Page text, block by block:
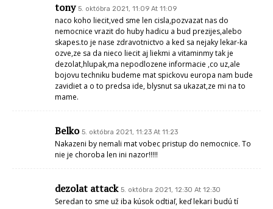
tony 5. októbra 2021, 11:09 At 11:09
naco koho liecit,ved sme len cisla,pozvazat nas do
nemocnice vrazit do huby hadicu a bud prezijes,alebo
skapes.to je nase zdravotnictvo a ked sa nejaky lekar-ka
ozve,ze sa da nieco liecit aj liekmi a vitaminmy tak je
dezolat,hlupak,ma nepodlozene informacie ,co uz,ale
bojovu techniku budeme mat spickovu europa nam bude
zavidiet a o to predsa ide, blysnut sa ukazat,ze mi na to
mame.
Belko 5. októbra 2021, 11:23 At 11:23
Nakazeni by nemali mat vobec pristup do nemocnice. To
nie je choroba len ini nazor!!!!!
dezolat attack 5. októbra 2021, 12:30 At 12:30
Seredan to sme už iba kúsok odtiaľ, keď lekari budú tí